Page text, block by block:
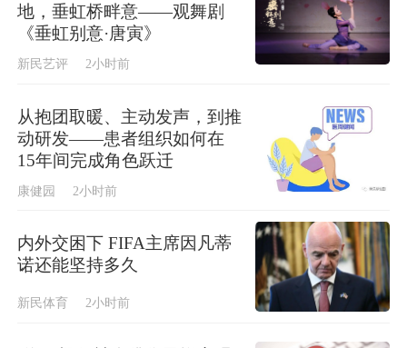
地，垂虹桥畔意——观舞剧
《垂虹别意·唐寅》
新民艺评 2小时前
从抱团取暖、主动发声，到推
动研发——患者组织如何在
15年间完成角色跃迁
康健园 2小时前
内外交困下 FIFA主席因凡蒂
诺还能坚持多久
新民体育 2小时前